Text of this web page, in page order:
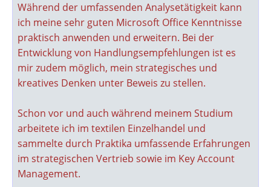
Während der umfassenden Analysetätigkeit kann
ich meine sehr guten Microsoft Office Kenntnisse
praktisch anwenden und erweitern. Bei der
Entwicklung von Handlungsempfehlungen ist es
mir zudem möglich, mein strategisches und
kreatives Denken unter Beweis zu stellen.
Schon vor und auch während meinem Studium
arbeitete ich im textilen Einzelhandel und
sammelte durch Praktika umfassende Erfahrungen
im strategischen Vertrieb sowie im Key Account
Management.